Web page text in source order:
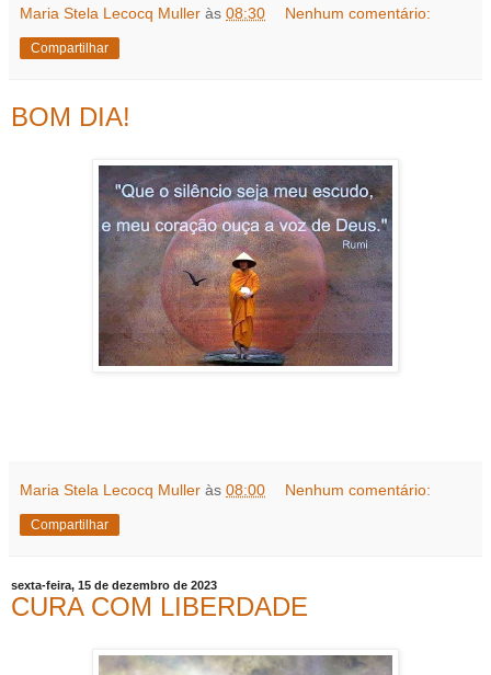
Maria Stela Lecocq Muller às 08:30 Nenhum comentário:
Compartilhar
BOM DIA!
Maria Stela Lecocq Muller às 08:00 Nenhum comentário:
Compartilhar
sexta-feira, 15 de dezembro de 2023
CURA COM LIBERDADE